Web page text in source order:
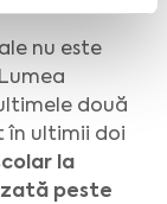
nu este
două
în ultimii doi
la
peste